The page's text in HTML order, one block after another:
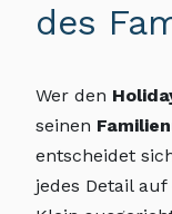
des
Wer den
seinen
entscheidet
jedes Detail